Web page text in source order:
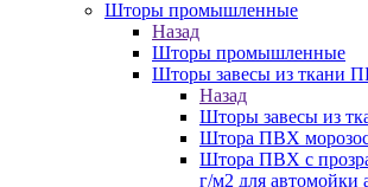
Шторы промышленные
Назад
Шторы промышленные
Шторы завесы из ткани
Назад
Шторы завесы из
Штора ПВХ
Штора ПВХ с
г/м2 для автомойки